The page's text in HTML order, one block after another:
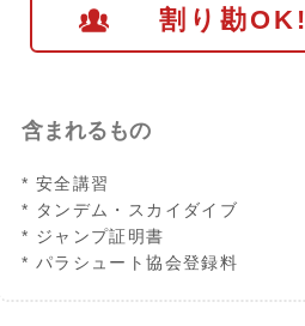
割り勘OK!
含まれるもの
* 安全講習
* タンデム・スカイダイブ
* ジャンプ証明書
* パラシュート協会登録料